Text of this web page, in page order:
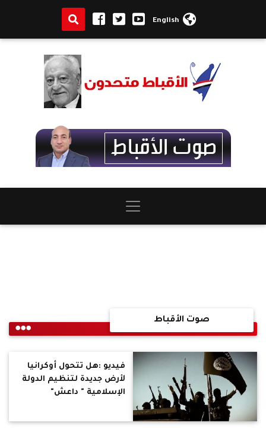
English
صوت الأقباط
فيديو :هل تتحول أوكرانيا
لأرض جديدة لتنظيم الدولة
الإسلامية " داعش"